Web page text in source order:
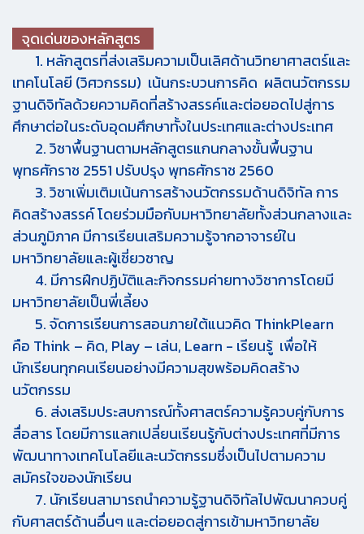
จุดเด่นของหลักสูตร
1. หลักสูตรที่ส่งเสริมความเป็นเลิศด้านวิทยาศาสตร์และ
เทคโนโลยี (วิศวกรรม) เน้นกระบวนการคิด ผลิตนวัตกรรม
ฐานดิจิทัลด้วยความคิดที่สร้างสรรค์และต่อยอดไปสู่การ
ศึกษาต่อในระดับอุดมศึกษาทั้งในประเทศและต่างประเทศ
2. วิชาพื้นฐานตามหลักสูตรแกนกลางขั้นพื้นฐาน
พุทธศักราช 2551 ปรับปรุง พุทธศักราช 2560
3. วิชาเพิ่มเติมเน้นการสร้างนวัตกรรมด้านดิจิทัล การ
คิดสร้างสรรค์ โดยร่วมมือกับมหาวิทยาลัยทั้งส่วนกลางและ
ส่วนภูมิภาค มีการเรียนเสริมความรู้จากอาจารย์ใน
มหาวิทยาลัยและผู้เชี่ยวชาญ
4. มีการฝึกปฏิบัติและกิจกรรมค่ายทางวิชาการโดยมี
มหาวิทยาลัยเป็นพี่เลี้ยง
5. จัดการเรียนการสอนภายใต้แนวคิด ThinkPlearn
คือ Think – คิด, Play – เล่น, Learn - เรียนรู้ เพื่อให้
นักเรียนทุกคนเรียนอย่างมีความสุขพร้อมคิดสร้าง
นวัตกรรม
6. ส่งเสริมประสบการณ์ทั้งศาสตร์ความรู้ควบคู่กับการ
สื่อสาร โดยมีการแลกเปลี่ยนเรียนรู้กับต่างประเทศที่มีการ
พัฒนาทางเทคโนโลยีและนวัตกรรมซึ่งเป็นไปตามความ
สมัครใจของนักเรียน
7. นักเรียนสามารถนำความรู้ฐานดิจิทัลไปพัฒนาควบคู่
กับศาสตร์ด้านอื่นๆ และต่อยอดสู่การเข้ามหาวิทยาลัย